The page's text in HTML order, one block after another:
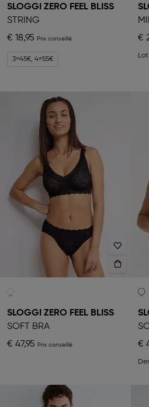
SLOGGI ZERO FEEL BLISS
STRING
€ 18,95
3=45€, 4=55€
€
SLOGGI ZERO FEEL BLISS
SOFT BRA
€ 47,95
€